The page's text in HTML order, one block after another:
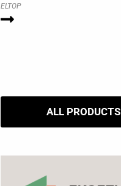
ELTOP
ALL PRODUCTS